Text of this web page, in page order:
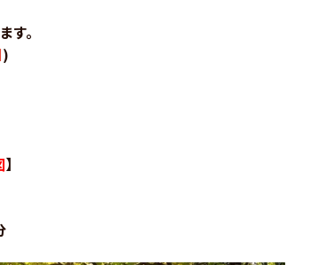
。
)
】